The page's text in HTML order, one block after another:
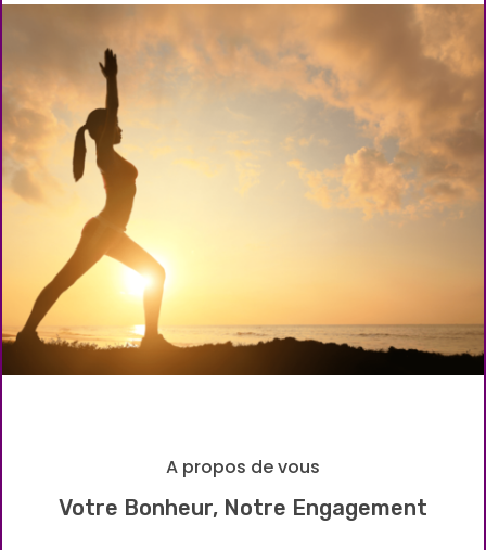
A propos de vous
Votre Bonheur, Notre Engagement